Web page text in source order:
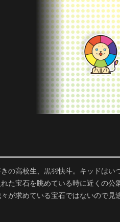
の高校生、黒羽快斗。キッドはい
た宝石を眺めている時に近くの公
が求めている宝石ではないので見